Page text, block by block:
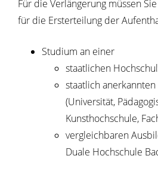
Für die Verlängerung müssen
für die Ersterteilung der
Studium an einer
staatlichen
staatlich
(Universität,
Kunsthochschule,
vergleichbaren
Duale Hochschule